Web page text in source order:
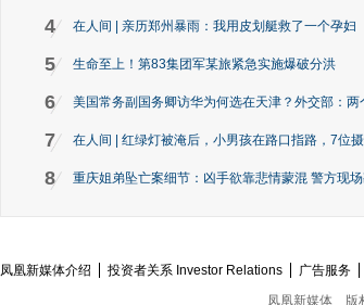
4 在人间 | 亲历郑州暴雨：我用皮划艇救了一个孕妇
5 生命至上！第83集团军某旅紧急实施爆破分洪
6 美国常务副国务卿访华为何选在天津？外交部：两
7 在人间 | 红绿灯被淹后，小男孩在路口指路，7位
8 重庆姐弟坠亡案细节：凶手欲靠悲情蒙混 警方现
凤凰新媒体介绍 投资者关系 Investor Relations 广告服务
凤凰新媒体
版